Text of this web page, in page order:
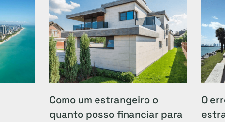
Como um estrangeiro o
quanto posso financiar para
O